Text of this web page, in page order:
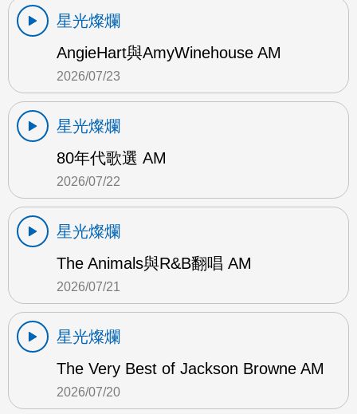
星光燦爛
AngieHart與AmyWinehouse AM
2026/07/23
星光燦爛
80年代歌選 AM
2026/07/22
星光燦爛
The Animals與R&B翻唱 AM
2026/07/21
星光燦爛
The Very Best of Jackson Browne AM
2026/07/20